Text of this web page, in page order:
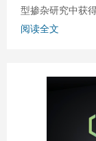
型掺杂研究中获
阅读全文